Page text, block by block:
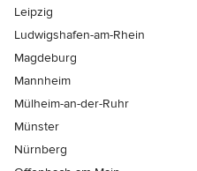
Leipzig
Ludwigshafen-am-Rhein
Magdeburg
Mannheim
Mülheim-an-der-Ruhr
Münster
Nürnberg